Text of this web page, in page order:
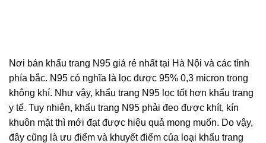
Nơi bán khẩu trang N95 giá rẻ nhất tại Hà Nội và các tỉnh
phía bắc. N95 có nghĩa là lọc được 95% 0,3 micron trong
không khí. Như vậy, khẩu trang N95 lọc tốt hơn khẩu trang
y tế. Tuy nhiên, khẩu trang N95 phải đeo được khít, kín
khuôn mặt thì mới đạt được hiệu quả mong muốn. Do vậy,
đây cũng là ưu điểm và khuyết điểm của loại khẩu trang